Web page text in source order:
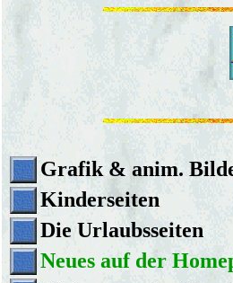
Grafik & anim.
Kinderseiten
Die Urlaubsseiten
Neues auf der